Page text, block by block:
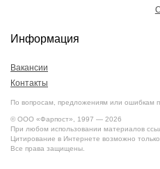
Информация
Вакансии
Контакты
По вопросам, предложениям или ошибкам
© ООО «Фарпост», 1997 — 2026
При любом использовании материалов
Цитирование в Интернете возможно
Все права защищены.